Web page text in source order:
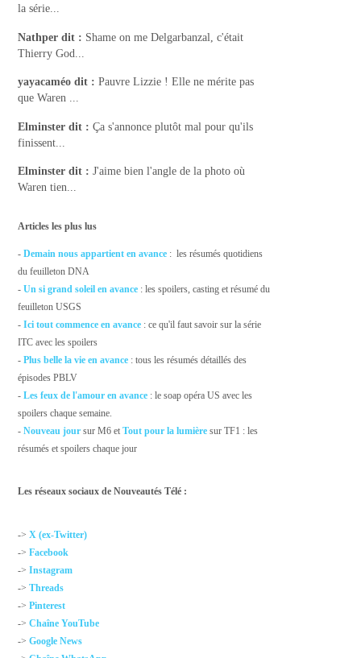
la série...
Nathper dit : Shame on me Delgarbanzal, c'était
Thierry God...
yayacaméo dit : Pauvre Lizzie ! Elle ne mérite pas
que Waren ...
Elminster dit : Ça s'annonce plutôt mal pour qu'ils
finissent...
Elminster dit : J'aime bien l'angle de la photo où
Waren tien...
Articles les plus lus
-Demain nous appartient en avance : les résumés quotidiens
du feuilleton DNA
-Un si grand soleil en avance : les spoilers, casting et résumé du
feuilleton USGS
-Ici tout commence en avance : ce qu'il faut savoir sur la série
ITC avec les spoilers
- Plus belle la vie en avance : tous les résumés détaillés des
épisodes PBLV
-Les feux de l'amour en avance : le soap opéra US avec les
spoilers chaque semaine.
-Nouveau jour sur M6 etTout pour la lumière sur TF1 : les
résumés et spoilers chaque jour
Les réseaux sociaux de Nouveautés Télé :
->X (ex-Twitter)
->Facebook
->Instagram
->Threads
->Pinterest
->Chaîne YouTube
->Google News